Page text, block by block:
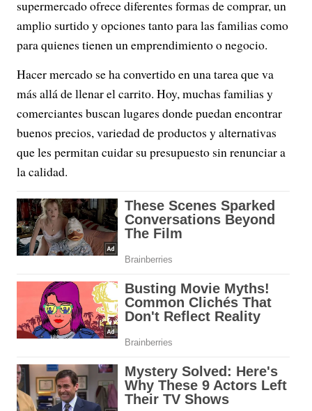
supermercado ofrece diferentes formas de comprar, un
amplio surtido y opciones tanto para las familias como
para quienes tienen un emprendimiento o negocio.
Hacer mercado se ha convertido en una tarea que va
más allá de llenar el carrito. Hoy, muchas familias y
comerciantes buscan lugares donde puedan encontrar
buenos precios, variedad de productos y alternativas
que les permitan cuidar su presupuesto sin renunciar a
la calidad.